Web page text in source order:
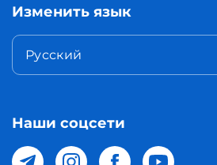
Изменить язык
Русский
Наши соцсети